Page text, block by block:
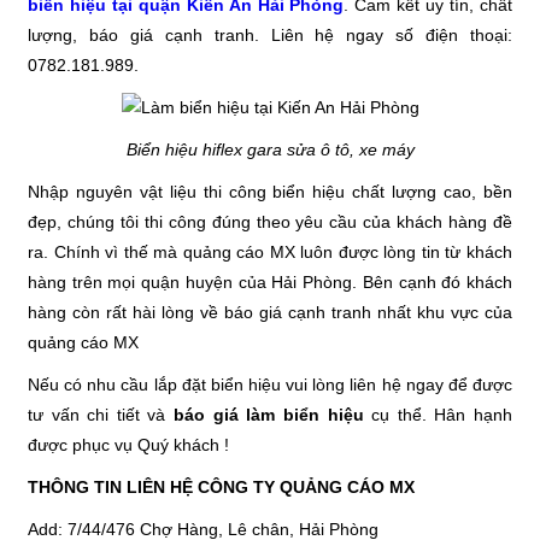
biển hiệu tại quận Kiến An Hải Phòng . Cam kết uy tín, chất
lượng, báo giá cạnh tranh. Liên hệ ngay số điện thoại:
0782.181.989.
Biển hiệu hiflex gara sửa ô tô, xe máy
Nhập nguyên vật liệu thi công biển hiệu chất lượng cao, bền
đẹp, chúng tôi thi công đúng theo yêu cầu của khách hàng đề
ra. Chính vì thế mà quảng cáo MX luôn được lòng tin từ khách
hàng trên mọi quận huyện của Hải Phòng. Bên cạnh đó khách
hàng còn rất hài lòng về báo giá cạnh tranh nhất khu vực của
quảng cáo MX
Nếu có nhu cầu lắp đặt biển hiệu vui lòng liên hệ ngay để được
tư vấn chi tiết và báo giá làm biển hiệu cụ thể. Hân hạnh
được phục vụ Quý khách !
THÔNG TIN LIÊN HỆ CÔNG TY QUẢNG CÁO MX
Add: 7/44/476 Chợ Hàng, Lê chân, Hải Phòng